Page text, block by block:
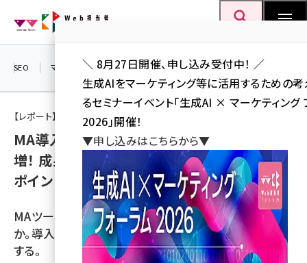
ン
seo (3524)
ai (2804)
youtube (2431)
note (2312)
セミナー (2306)
SEO マーケティング／広告 AI SNS アクセス解析／データ分析
【レポート】デジタルマーケターズサミット2021 Winter
MA導入で見込み顧客300％増、商談数200％
増！ 成果を出すためのMAツール活用の11の
ポイント
MAツールで成果をあげるためにはどうすればいいの
か。導入から運用までのノウハウを11のポイントで解説
する。
＼ 8月27日開催、申し込み受付中！ ／
生成AIをマーケティング等に活用するための
るセミナーイベント「生成AI × マーケティング
2026」開催！
▼申し込みはこちらから▼